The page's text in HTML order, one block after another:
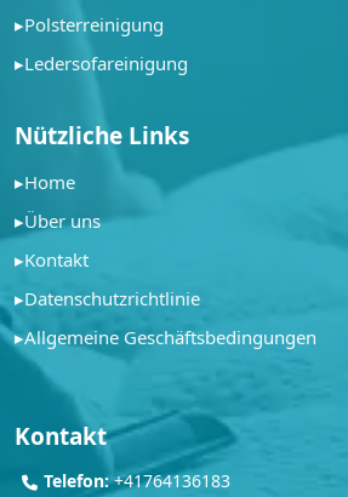
▸Polsterreinigung
▸Ledersofareinigung
Nützliche Links
▸Home
▸Über uns
▸Kontakt
▸Datenschutzrichtlinie
▸Allgemeine Geschäftsbedingungen
Kontakt
Telefon: +41764136183